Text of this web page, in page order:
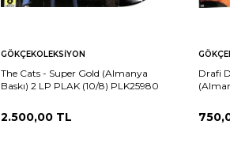
Sepete
Ekle
GÖKÇEKOLEKSIYON
The Cats - Super Gold (Almanya
Baskı) 2 LP PLAK (10/8) PLK25980
2.500,00 TL
Drafi